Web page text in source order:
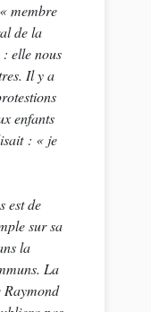
membre
de la
elle nous
Il y a
enfants
: « je
est de
sur sa
la
La